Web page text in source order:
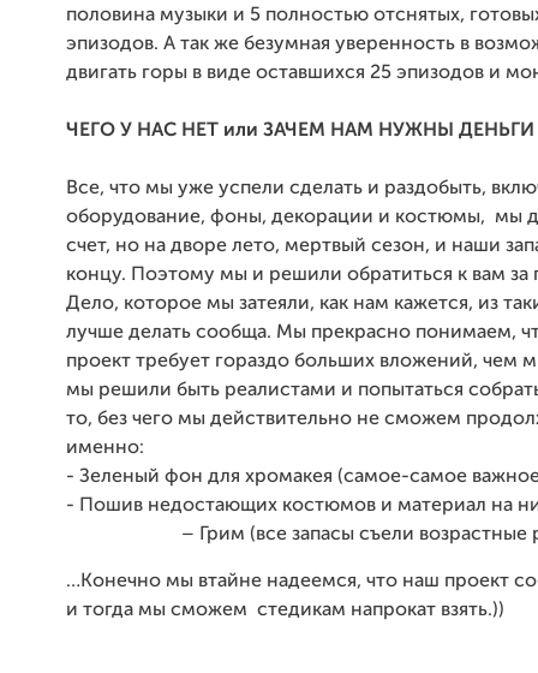
половина музыки и 5 полностью отснятых,
эпизодов. А так же безумная уверенность в
двигать горы в виде оставшихся 25 эпизодов и
ЧЕГО У НАС НЕТ или ЗАЧЕМ НАМ НУЖНЫ ДЕНЬГИ
Все, что мы уже успели сделать и раздобыть,
оборудование, фоны, декорации и костюмы, мы
счет, но на дворе лето, мертвый сезон, и наши
концу. Поэтому мы и решили обратиться к вам
Дело, которое мы затеяли, как нам кажется, из
лучше делать сообща. Мы прекрасно понимаем,
проект требует гораздо больших вложений, чем
мы решили быть реалистами и попытаться
то, без чего мы действительно не сможем
именно:
- Зеленый фон для хромакея (самое-самое
- Пошив недостающих костюмов и
– Грим (все запасы съели возрастные
…Конечно мы втайне надеемся, что наш проект
и тогда мы сможем стедикам напрокат взять.))